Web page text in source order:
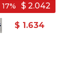
$ 2.042
17
$ 1.634